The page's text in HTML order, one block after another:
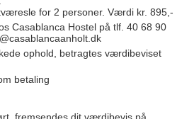
for 2 personer. Værdi kr. 895,-
Casablanca Hostel på tlf. 40 68 90
ophold, betragtes værdibeviset
betaling